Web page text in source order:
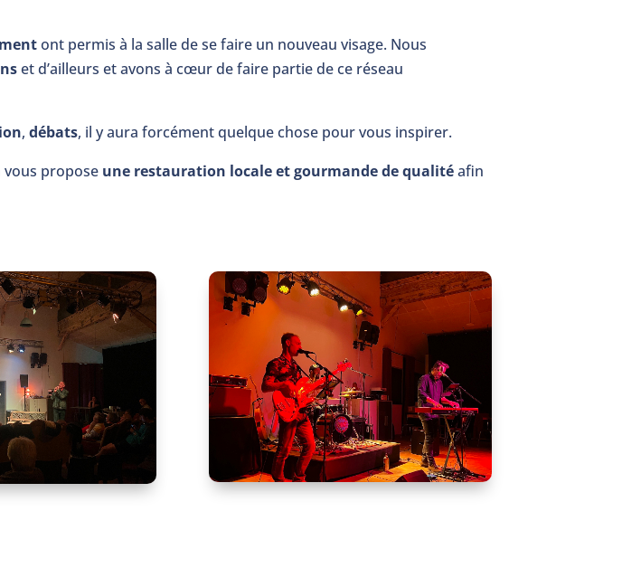
ont permis à la salle de se faire un nouveau visage. Nous
et d’ailleurs et avons à cœur de faire partie de ce réseau
,débats, il y aura forcément quelque chose pour vous inspirer.
vous propose une restauration locale et gourmande de qualitéafin